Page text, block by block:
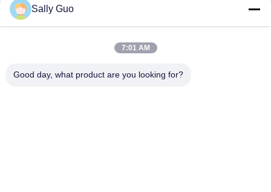
Πακέτο μπαταριών IFR32140 2S1P 6.4V 15AH 3.2V LiFePO4 για
ηλεκτρικό ηλιακό περίφραξης που τροφοδοτείται
μπαταρία LPF42173205 113AH 3.2V LiFePO4 για τη EV και το
Sally Guo
7:01 AM
Good day, what product are you looking for?